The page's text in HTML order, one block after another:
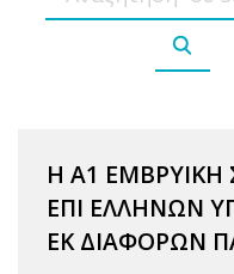
Η Α1
ΕΠΙ ΕΛΛΗΝΩΝ
ΕΚ ΔΙΑΦΟΡΩΝ